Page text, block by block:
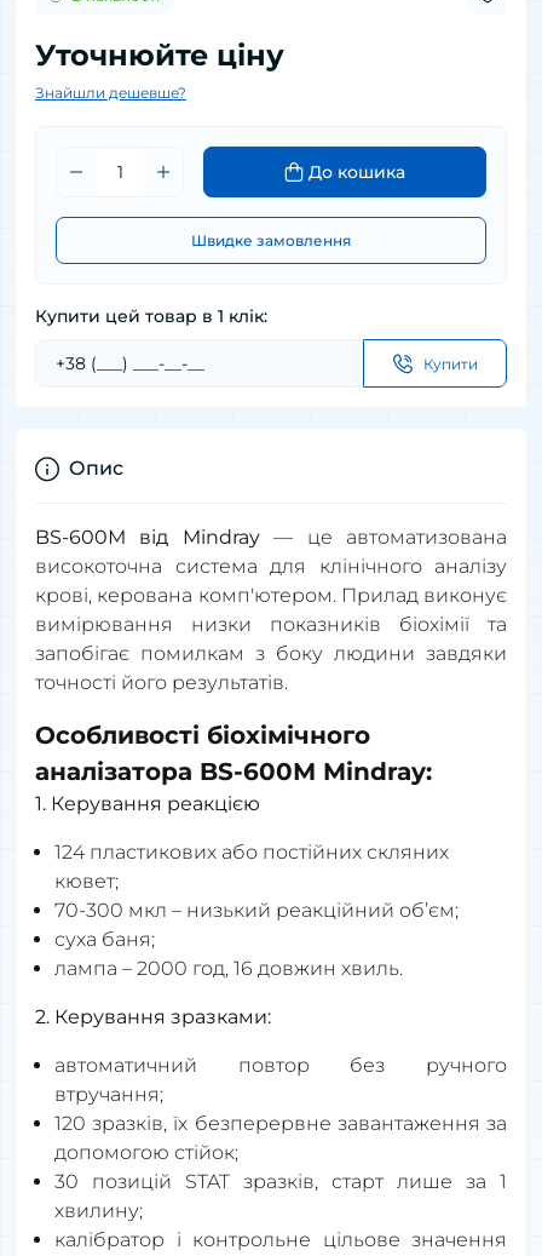
Уточнюйте ціну
Знайшли дешевше?
До кошика
Швидке замовлення
Купити цей товар в 1 клік:
Купити
Опис
BS-600М від Mindray— це автоматизована
високоточна система для клінічного аналізу
крові, керована комп'ютером. Прилад виконує
вимірювання низки показників біохімії та
запобігає помилкам з боку людини завдяки
точності його результатів.
Особливості біохімічного
аналізатора BS-600М Mindray:
1. Керування реакцією
124 пластикових або постійних скляних
кювет;
70-300 мкл – низький реакційний об’єм;
суха баня;
лампа – 2000 год, 16 довжин хвиль.
2. Керування зразками:
автоматичний повтор без ручного
втручання;
120 зразків, їх безперервне завантаження за
допомогою стійок;
30 позицій STAT зразків, старт лише за 1
хвилину;
калібратор і контрольне цільове значення